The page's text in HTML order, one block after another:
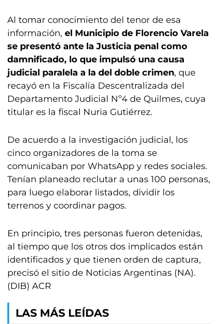
Al tomar conocimiento del tenor de esa
información, el Municipio de Florencio Varela
se presentó ante la Justicia penal como
damnificado, lo que impulsó una causa
judicial paralela a la del doble crimen, que
recayó en la Fiscalía Descentralizada del
Departamento Judicial Nº4 de Quilmes, cuya
titular es la fiscal Nuria Gutiérrez.
De acuerdo a la investigación judicial, los
cinco organizadores de la toma se
comunicaban por WhatsApp y redes sociales.
Tenían planeado reclutar a unas 100 personas,
para luego elaborar listados, dividir los
terrenos y coordinar pagos.
En principio, tres personas fueron detenidas,
al tiempo que los otros dos implicados están
identificados y que tienen orden de captura,
precisó el sitio de Noticias Argentinas (NA).
(DIB) ACR
LAS MÁS LEÍDAS